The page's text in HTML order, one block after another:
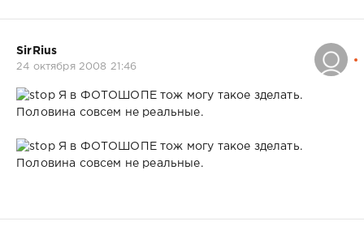
SirRius
24 октября 2008 21:46
Я в ФОТОШОПЕ тож могу такое зделать.
Половина совсем не реальные.
Я в ФОТОШОПЕ тож могу такое зделать.
Половина совсем не реальные.